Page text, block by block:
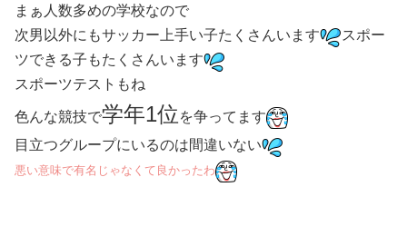
まぁ人数多めの学校なので
次男以外にもサッカー上手い子たくさんいます
スポー
ツできる子もたくさんいます
スポーツテストもね
色んな競技で学年1位 を争ってます
目立つグループにいるのは間違いない
悪い意味で有名じゃなくて良かったわ